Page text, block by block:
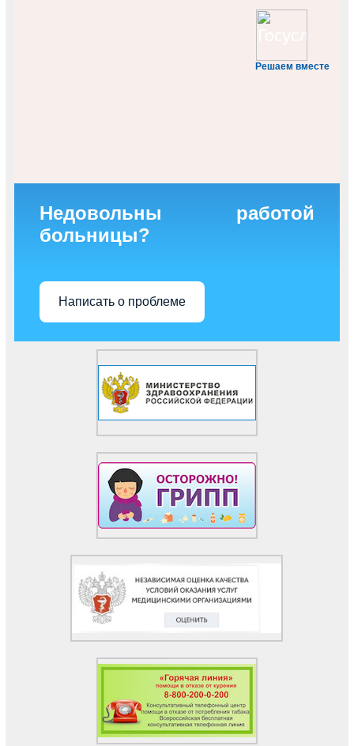
Решаем вместе
Недовольны работой
больницы?
Написать о проблеме